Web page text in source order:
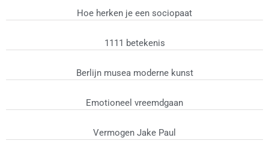
Hoe herken je een sociopaat
1111 betekenis
Berlijn musea moderne kunst
Emotioneel vreemdgaan
Vermogen Jake Paul